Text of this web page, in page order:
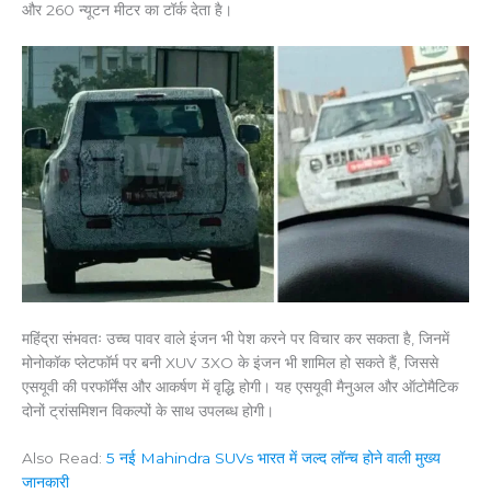
और 260 न्यूटन मीटर का टॉर्क देता है।
महिंद्रा संभवतः उच्च पावर वाले इंजन भी पेश करने पर विचार कर सकता है, जिनमें
मोनोकॉक प्लेटफॉर्म पर बनी XUV 3XO के इंजन भी शामिल हो सकते हैं, जिससे
एसयूवी की परफॉर्मेंस और आकर्षण में वृद्धि होगी। यह एसयूवी मैनुअल और ऑटोमैटिक
दोनों ट्रांसमिशन विकल्पों के साथ उपलब्ध होगी।
Also Read: 5 नई Mahindra SUVs भारत में जल्द लॉन्च होने वाली मुख्य
जानकारी